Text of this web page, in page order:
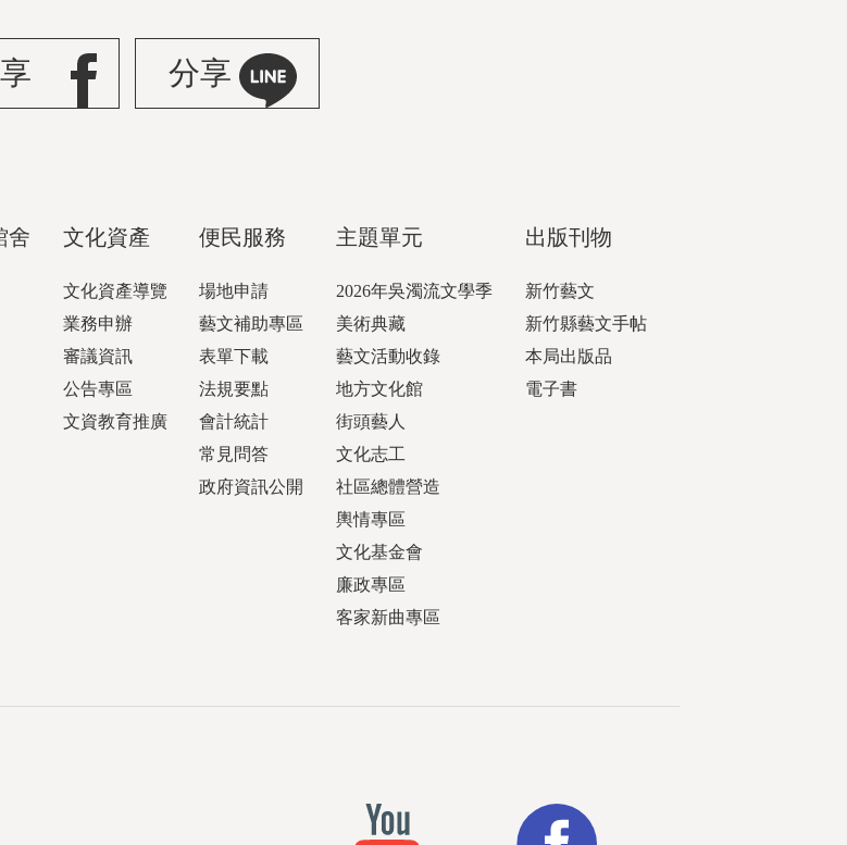
分享
舍 文化資產
文化資產導覽
業務申辦
審議資訊
公告專區
文資教育推廣
便民服務
場地申請
藝文補助專區
表單下載
法規要點
會計統計
常見問答
政府資訊公開
主題單元
2026年吳濁流文學季
美術典藏
藝文活動收錄
地方文化館
街頭藝人
文化志工
社區總體營造
輿情專區
文化基金會
廉政專區
客家新曲專區
出版刊物
新竹藝文
新竹縣藝文手帖
本局出版品
電子書